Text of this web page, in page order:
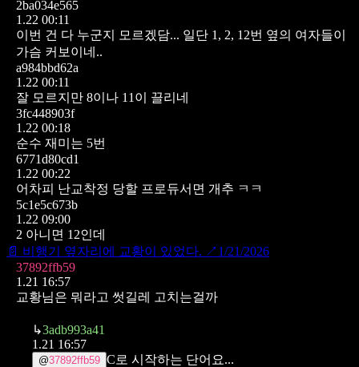
2ba034e565
1.22 00:11
이번 건 다 누군지 모르겠담... 일단 1, 2, 12번 옆의 여자들이
가슴 커보이네..
a984bbd62a
1.22 00:11
잘 모르지만 8이나 11이 끌리네
3fc448903f
1.22 00:18
순수 재미는 5번
6771d80cd1
1.22 00:22
어차피 난교착정 당할 프로듀서면 개추 ㅋㅋ
5c1e5c673b
1.22 09:00
2 아니면 12인데
📄 비행기 옆자리에 교황이 있었다. ↗ 1/21/2026
37892ffb59
1.21 16:57
교황님은 뭐라고 썻길레 고치는걸까
↳3adb993a41
1.21 16:57
@37892ffb59 C로 시작하는 단어요...